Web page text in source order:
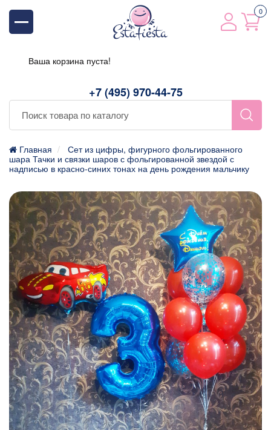
+7 (495) 970-44-75
0
Ваша корзина пуста!
Главная
Сет из цифры, фигурного фольгированного
шара Тачки и связки шаров с фольгированной звездой с
надписью в красно-синих тонах на день рождения мальчику